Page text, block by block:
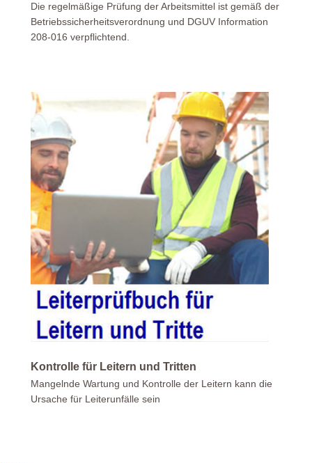
Die regelmäßige Prüfung der Arbeitsmittel ist gemäß der
Betriebssicherheitsverordnung und DGUV Information
208-016 verpflichtend.
Kontrolle für Leitern und Tritten
Mangelnde Wartung und Kontrolle der Leitern kann die
Ursache für Leiterunfälle sein